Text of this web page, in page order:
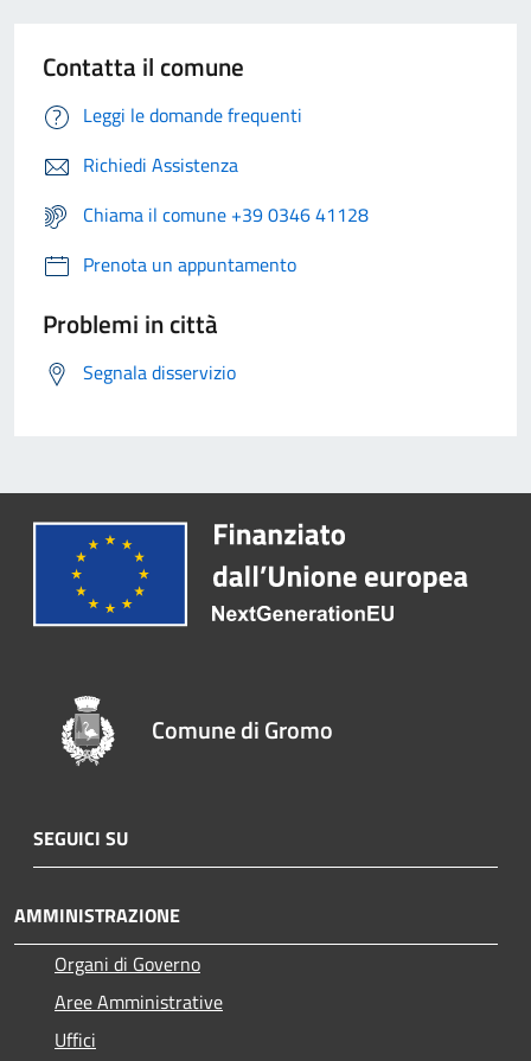
Contatta il comune
Leggi le domande frequenti
Richiedi Assistenza
Chiama il comune +39 0346 41128
Prenota un appuntamento
Problemi in città
Segnala disservizio
Comune di Gromo
SEGUICI SU
AMMINISTRAZIONE
Organi di Governo
Aree Amministrative
Uffici